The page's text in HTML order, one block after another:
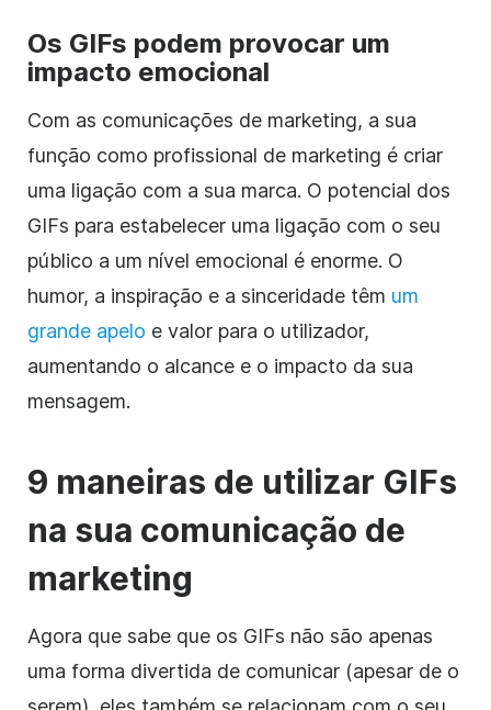
Os GIFs podem provocar um
impacto emocional
Com as comunicações de marketing, a sua
função como profissional de marketing é criar
uma ligação com a sua marca. O potencial dos
GIFs para estabelecer uma ligação com o seu
público a um nível emocional é enorme. O
humor, a inspiração e a sinceridade têm um
grande apelo e valor para o utilizador,
aumentando o alcance e o impacto da sua
mensagem.
9 maneiras de utilizar GIFs
na sua comunicação de
marketing
Agora que sabe que os GIFs não são apenas
uma forma divertida de comunicar (apesar de o